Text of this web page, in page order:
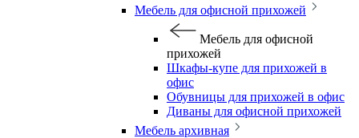
Мебель для офисной прихожей
Мебель для офисной
прихожей
Шкафы-купе для прихожей в
офис
Обувницы для прихожей в офис
Диваны для офисной прихожей
Мебель архивная